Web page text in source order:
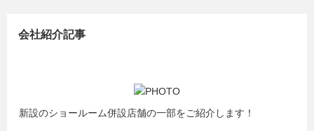
会社紹介記事
新設のショールーム併設店舗の一部をご紹介します！